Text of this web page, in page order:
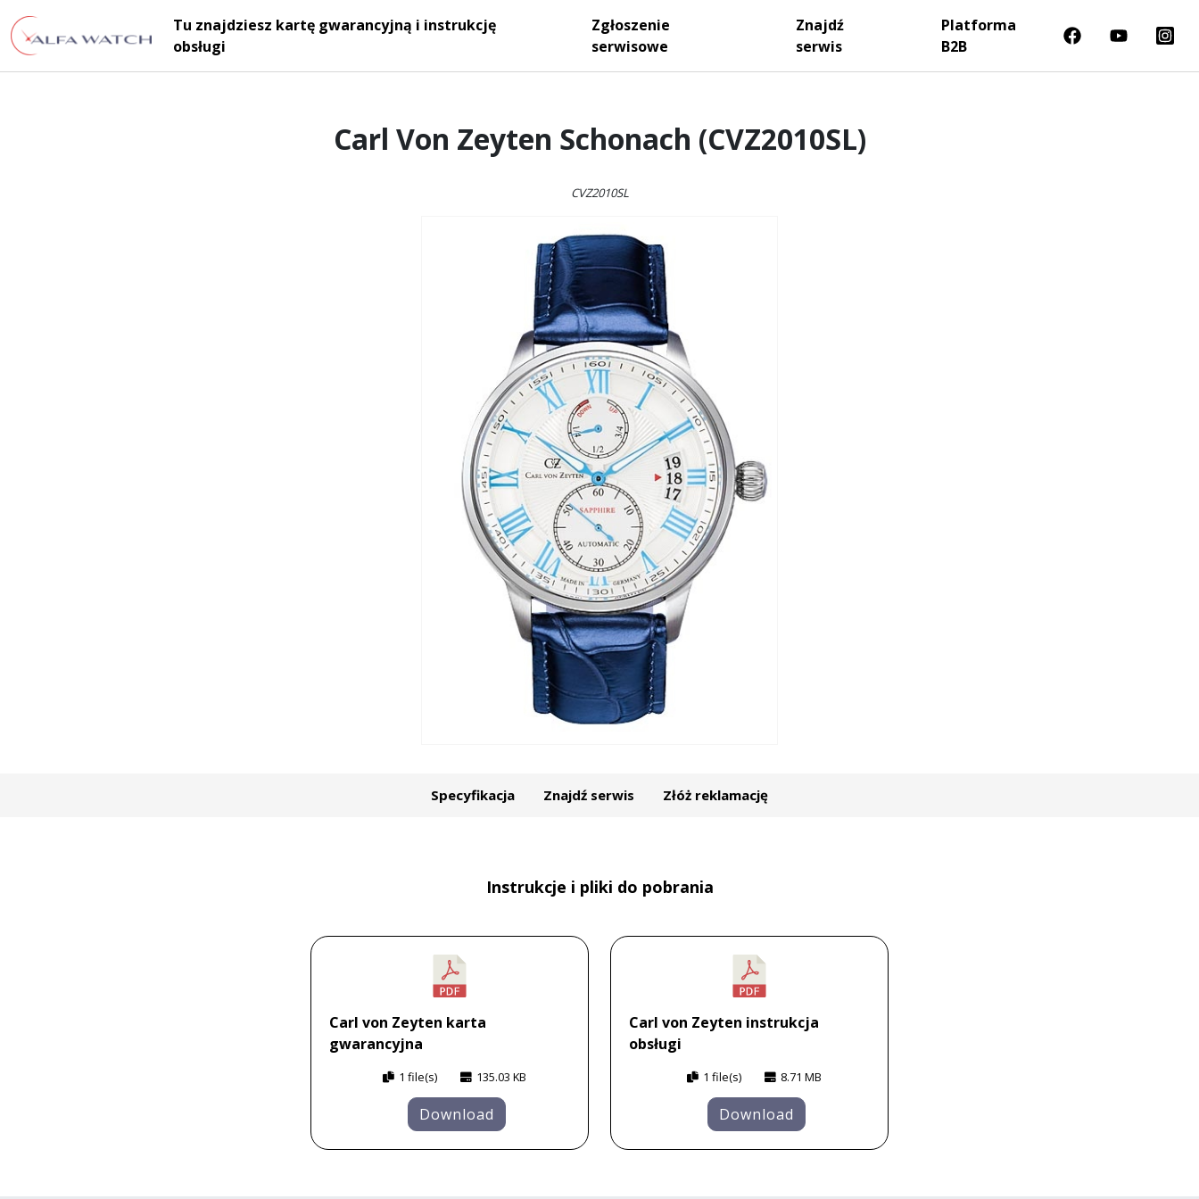
Main Navigation
Tu znajdziesz kartę gwarancyjną i instrukcję
obsługi
Zgłoszenie
serwisowe
Znajdź
serwis
Platforma
B2B
Carl Von Zeyten Schonach (CVZ2010SL)
CVZ2010SL
Specyfikacja Znajdź serwis Złóż reklamację
Instrukcje i pliki do pobrania
Carl von Zeyten karta
gwarancyjna
1 file(s) 135.03 KB
Download
Carl von Zeyten instrukcja
obsługi
1 file(s) 8.71 MB
Download